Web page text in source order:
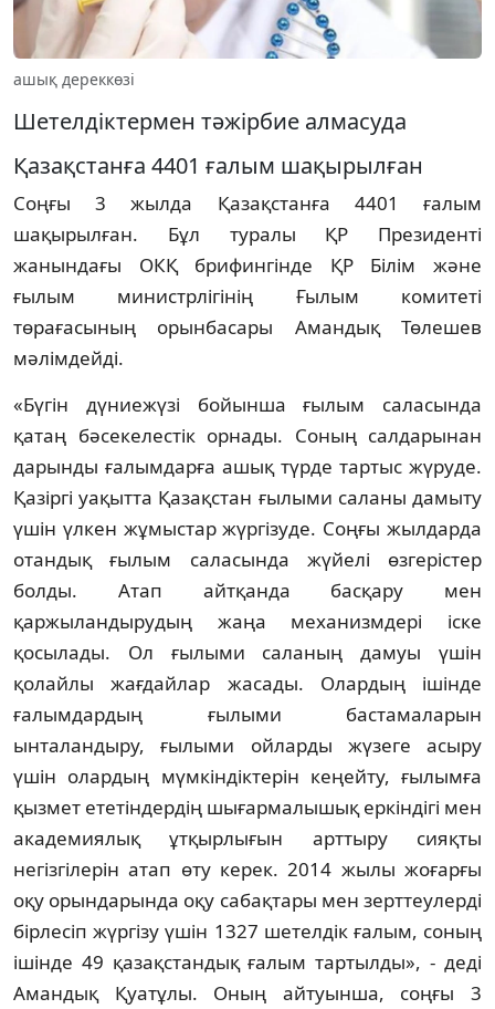
ашық дереккөзі
Шетелдіктермен тәжірбие алмасуда
Қазақстанға 4401 ғалым шақырылған
Соңғы 3 жылда Қазақстанға 4401 ғалым
шақырылған. Бұл туралы ҚР Президенті
жанындағы ОКҚ брифингінде ҚР Білім жəне
ғылым министрлігінің Ғылым комитеті
төрағасының орынбасары Амандық Төлешев
мәлімдейді.
«Бүгін дүниежүзі бойынша ғылым саласында
қатаң бəсекелестік орнады. Соның салдарынан
дарынды ғалымдарға ашық түрде тартыс жүруде.
Қазіргі уақытта Қазақстан ғылыми саланы дамыту
үшін үлкен жұмыстар жүргізуде. Соңғы жылдарда
отандық ғылым саласында жүйелі өзгерістер
болды. Атап айтқанда басқару мен
қаржыландырудың жаңа механизмдері іске
қосылады. Ол ғылыми саланың дамуы үшін
қолайлы жағдайлар жасады. Олардың ішінде
ғалымдардың ғылыми бастамаларын
ынталандыру, ғылыми ойларды жүзеге асыру
үшін олардың мүмкіндіктерін кеңейту, ғылымға
қызмет ететіндердің шығармалышық еркіндігі мен
академиялық ұтқырлығын арттыру сияқты
негізгілерін атап өту керек. 2014 жылы жоғарғы
оқу орындарында оқу сабақтары мен зерттеулерді
бірлесіп жүргізу үшін 1327 шетелдік ғалым, соның
ішінде 49 қазақстандық ғалым тартылды», - деді
Амандық Қуатұлы. Оның айтуынша, соңғы 3